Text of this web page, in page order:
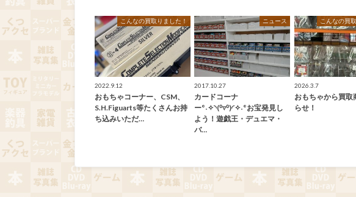
こんなの買取りました！
2022.9.12
おもちゃコーナー、CSM、
S.H.Figuarts等たくさんお持
ち込みいただ…
ニュース
2017.10.27
カードコーナ
ー°˖✧◝(⁰▿⁰)◜✧˖°お宝発見し
よう！遊戯王・デュエマ・
バ…
こんなの買
2026.3.7
おもちゃから買取
らせ！